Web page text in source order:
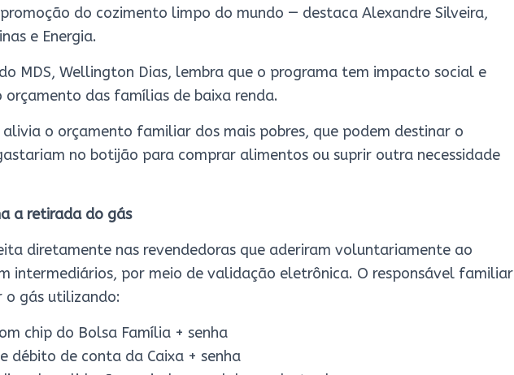
do cozimento limpo do mundo — destaca Alexandre Silveira,
e Energia.
MDS, Wellington Dias, lembra que o programa tem impacto social e
orçamento das famílias de baixa renda.
o orçamento familiar dos mais pobres, que podem destinar o
no botijão para comprar alimentos ou suprir outra necessidade
a retirada do gás
diretamente nas revendedoras que aderiram voluntariamente ao
intermediários, por meio de validação eletrônica. O responsável familiar
o gás utilizando:
chip do Bolsa Família + senha
débito de conta da Caixa + senha